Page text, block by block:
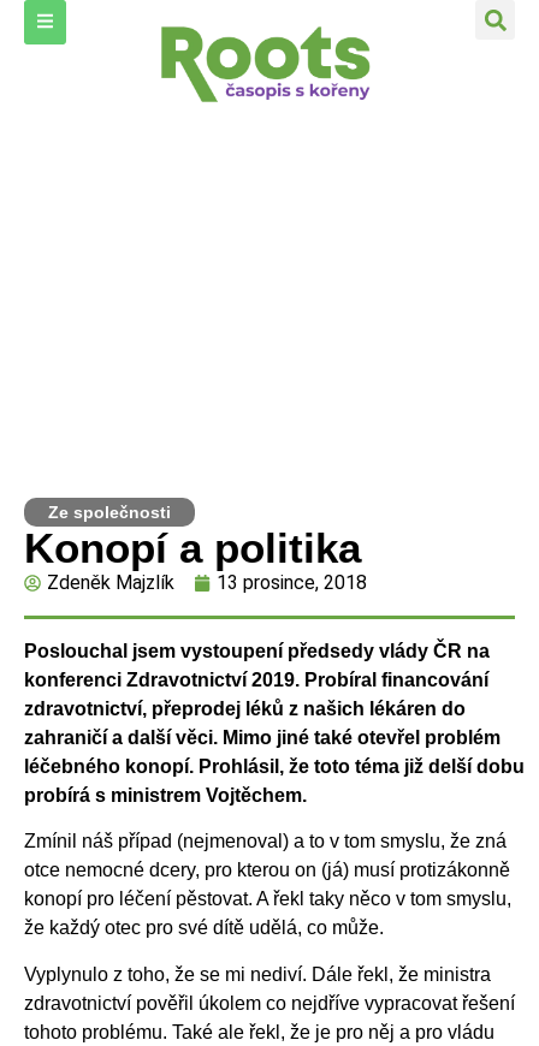
Ze společnosti
Konopí a politika
Zdeněk Majzlík 13 prosince, 2018
Poslouchal jsem vystoupení předsedy vlády ČR na
konferenci Zdravotnictví 2019. Probíral financování
zdravotnictví, přeprodej léků z našich lékáren do
zahraničí a další věci. Mimo jiné také otevřel problém
léčebného konopí. Prohlásil, že toto téma již delší dobu
probírá s ministrem Vojtěchem.
Zmínil náš případ (nejmenoval) a to v tom smyslu, že zná
otce nemocné dcery, pro kterou on (já) musí protizákonně
konopí pro léčení pěstovat. A řekl taky něco v tom smyslu,
že každý otec pro své dítě udělá, co může.
Vyplynulo z toho, že se mi nediví. Dále řekl, že ministra
zdravotnictví pověřil úkolem co nejdříve vypracovat řešení
tohoto problému. Také ale řekl, že je pro něj a pro vládu